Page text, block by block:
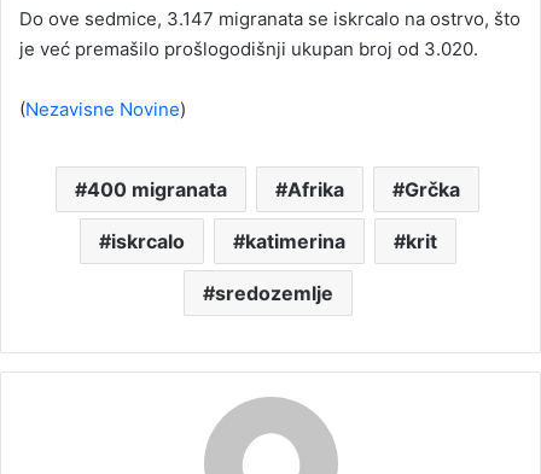
Do ove sedmice, 3.147 migranata se iskrcalo na ostrvo, što
je već premašilo prošlogodišnji ukupan broj od 3.020.
(Nezavisne Novine)
400 migranata Afrika Grčka
iskrcalo katimerina krit
sredozemlje